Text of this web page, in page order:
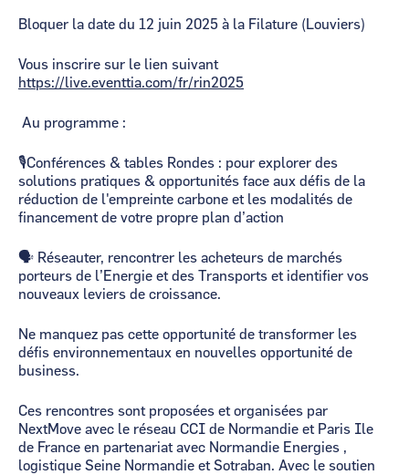
Bloquer la date du 12 juin 2025 à la Filature (Louviers)
Vous inscrire sur le lien suivant
https://live.eventtia.com/fr/rin2025
Au programme :
🎙️Conférences & tables Rondes : pour explorer des
solutions pratiques & opportunités face aux défis de la
réduction de l'empreinte carbone et les modalités de
financement de votre propre plan d’action
🗣️ Réseauter, rencontrer les acheteurs de marchés
porteurs de l’Energie et des Transports et identifier vos
nouveaux leviers de croissance.
Ne manquez pas cette opportunité de transformer les
défis environnementaux en nouvelles opportunité de
business.
Ces rencontres sont proposées et organisées par
NextMove avec le réseau CCI de Normandie et Paris Ile
de France en partenariat avec Normandie Energies ,
logistique Seine Normandie et Sotraban. Avec le soutien